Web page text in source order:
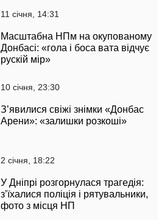
11 січня, 14:31
Масштабна НПм на окупованому
Донбасі: «гола і боса вата відчує
рускій мір»
10 січня, 23:30
З’явилися свіжі знімки «Донбас
Арени»: «залишки розкоші»
2 січня, 18:22
У Дніпрі розгорнулася трагедія:
з’їхалися поліція і рятувальники,
фото з місця НП